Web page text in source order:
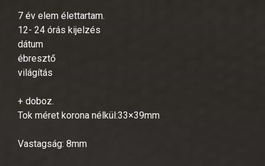
7 év elem élettartam.
12- 24 órás kijelzés
dátum
ébresztő
világítás
+ doboz.
Tok méret korona nélkül:33×39mm
Vastagság: 8mm